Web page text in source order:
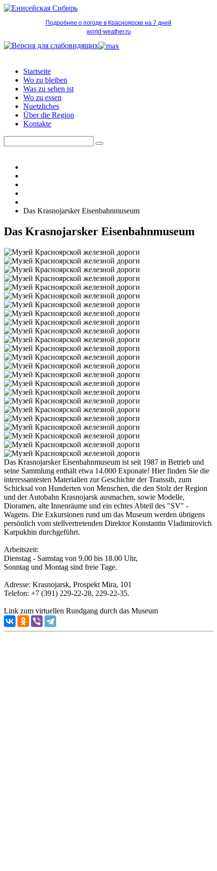
Подробнее о погоде в Красноярске на 7 дней
world-weather.ru
Startseite
Wo zu bleiben
Was zu sehen ist
Wo zu essen
Nuetzliches
Über die Region
Kontakte
Das Krasnojarsker Eisenbahnmuseum
Das Krasnojarsker Eisenbahnmuseum
Das Krasnojarsker Eisenbahnmuseum ist seit 1987 in Betrieb und
seine Sammlung enthält etwa 14.000 Exponate! Hier finden Sie die
interessantesten Materialien zur Geschichte der Transsib, zum
Schicksal von Hunderten von Menschen, die den Stolz der Region
und der Autobahn Krasnojarsk ausmachen, sowie Modelle,
Dioramen, alte Innenräume und ein echtes Abteil des "SV" -
Wagens. Die Exkursionen rund um das Museum werden übrigens
persönlich vom stellvertretenden Direktor Konstantin Vladimirovich
Karpukhin durchgeführt.
Arbeitszeit:
Dienstag - Samstag von 9.00 bis 18.00 Uhr,
Sonntag und Montag sind freie Tage.
Adresse: Krasnojarsk, Prospekt Mira, 101
Telefon: +7 (391) 229-22-28, 229-22-35.
Link zum virtuellen Rundgang durch das Museum